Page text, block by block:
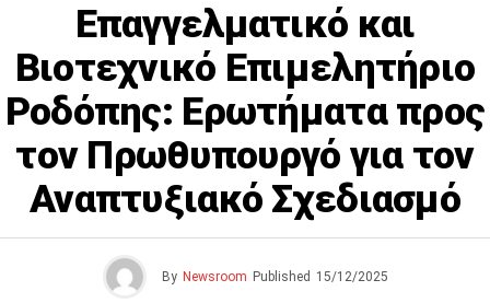
Επαγγελματικό και
Βιοτεχνικό Επιμελητήριο
Ροδόπης: Ερωτήματα προς
τον Πρωθυπουργό για τον
Αναπτυξιακό Σχεδιασμό
By Newsroom Published 15/12/2025